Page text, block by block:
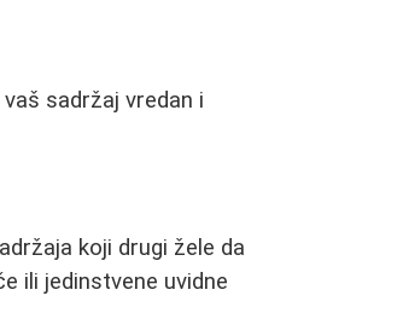
sadržaj vredan i
koji drugi žele da
ili jedinstvene uvidne